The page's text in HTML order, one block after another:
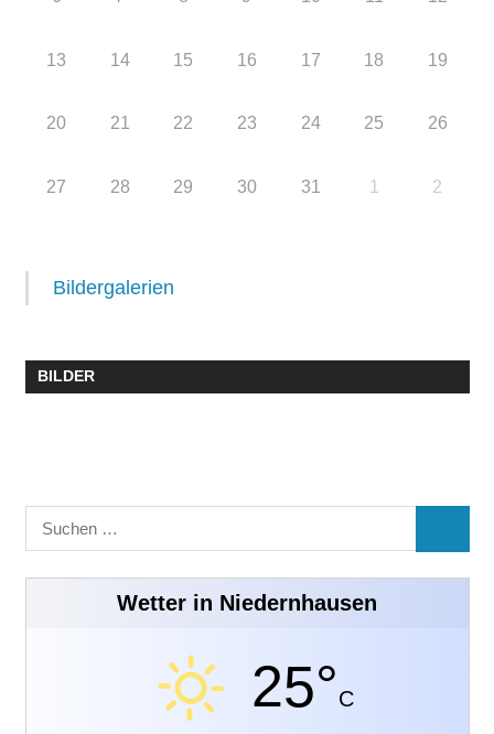
13 14 15 16 17 18 19
20 21 22 23 24 25 26
27 28 29 30 31 1 2
Bildergalerien
BILDER
Suchen
nach:
Wetter in Niedernhausen
25°C